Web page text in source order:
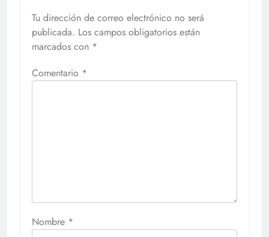
Tu dirección de correo electrónico no será
publicada. Los campos obligatorios están
marcados con *
Comentario *
Nombre *